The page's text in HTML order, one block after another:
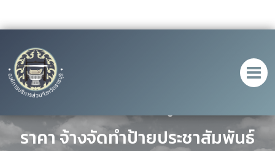
ประกาศ เรื่อง ประกาศผู้ชนะการเสนอ
ราคา จ้างจัดทำป้ายประชาสัมพันธ์